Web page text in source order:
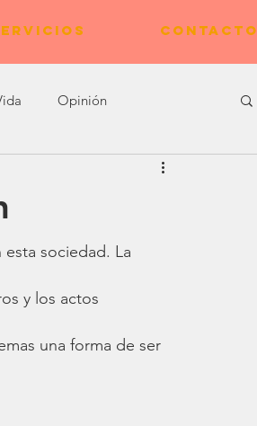
CONTACTO
Opinión
sociedad. La
y los actos
una forma de ser